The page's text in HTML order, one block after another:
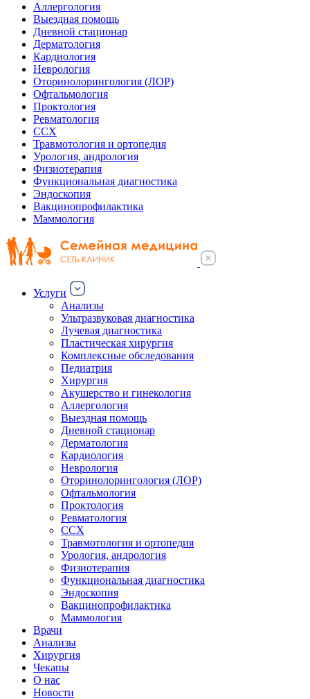
Аллергология
Выездная помощь
Дневной стационар
Дерматология
Кардиология
Неврология
Оторинолорингология (ЛОР)
Офтальмология
Проктология
Ревматология
ССХ
Травмотология и ортопедия
Урология, андрология
Физиотерапия
Функциональная диагностика
Эндоскопия
Вакцинопрофилактика
Маммология
Услуги
Анализы
Ультразвуковая диагностика
Лучевая диагностика
Пластическая хирургия
Комплексные обследования
Педиатрия
Хирургия
Акушерство и гинекология
Аллергология
Выездная помощь
Дневной стационар
Дерматология
Кардиология
Неврология
Оторинолорингология (ЛОР)
Офтальмология
Проктология
Ревматология
ССХ
Травмотология и ортопедия
Урология, андрология
Физиотерапия
Функциональная диагностика
Эндоскопия
Вакцинопрофилактика
Маммология
Врачи
Анализы
Хирургия
Чекапы
О нас
Новости